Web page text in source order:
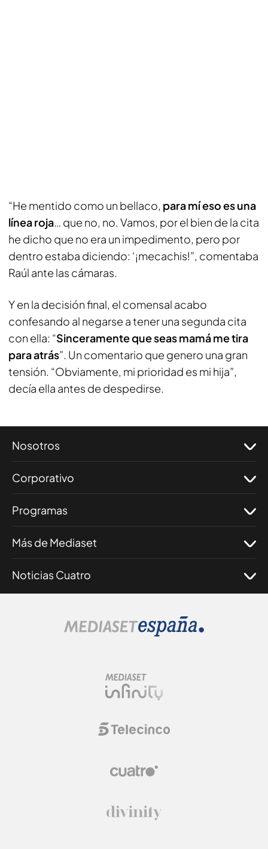
“He mentido como un bellaco, para mí eso es una
línea roja… que no, no. Vamos, por el bien de la cita
he dicho que no era un impedimento, pero por
dentro estaba diciendo: ‘¡mecachis!”, comentaba
Raúl ante las cámaras.
Y en la decisión final, el comensal acabo
confesando al negarse a tener una segunda cita
con ella: “Sinceramente que seas mamá me tira
para atrás”. Un comentario que genero una gran
tensión. “Obviamente, mi prioridad es mi hija”,
decía ella antes de despedirse.
Nosotros
Corporativo
Programas
Más de Mediaset
Noticias Cuatro